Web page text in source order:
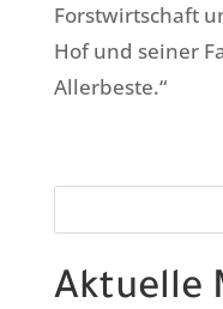
Forstwirtschaft
Hof und seiner
Allerbeste.“
Aktuelle